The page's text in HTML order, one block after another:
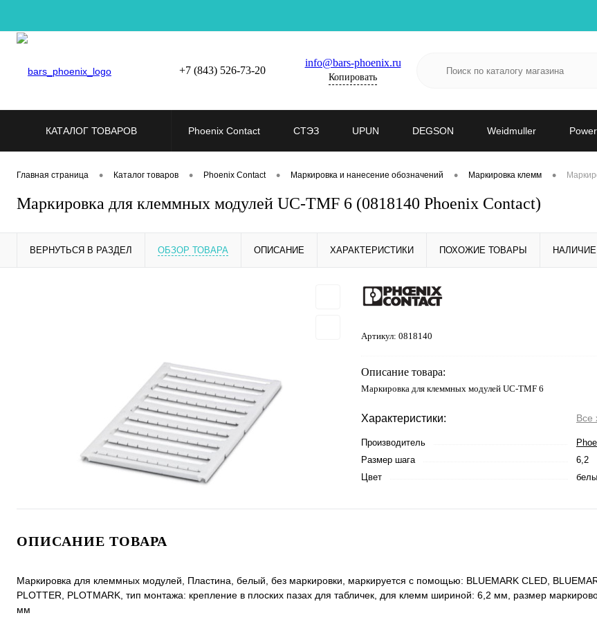
+7 (843) 526-73-20
info@bars-phoenix.ru
Копировать
КАТАЛОГ ТОВАРОВ Phoenix Contact СТЭЗ UPUN DEGSON Weidmuller
Главная страница • Каталог товаров • Phoenix Contact • Маркировка и нанесение обозначений • Маркировка клемм •
Маркировка для клеммных модулей UC-TMF 6 (0818140 Phoenix Contact)
ВЕРНУТЬСЯ В РАЗДЕЛ ОБЗОР ТОВАРА ОПИСАНИЕ ХАРАКТЕРИСТИКИ ПОХОЖИЕ ТОВАРЫ НАЛИЧИЕ
Артикул: 0818140
Описание товара:
Маркировка для клеммных модулей UC-TMF 6
Характеристики: Все
Производитель
Размер шага
6,2
Цвет
ОПИСАНИЕ ТОВАРА
Маркировка для клеммных модулей, Пластина, белый, без маркировки, маркируется с помощью: BLUEMARK CLED,
PLOTTER, PLOTMARK, тип монтажа: крепление в плоских пазах для табличек, для клемм шириной: 6,2 мм, размер
мм